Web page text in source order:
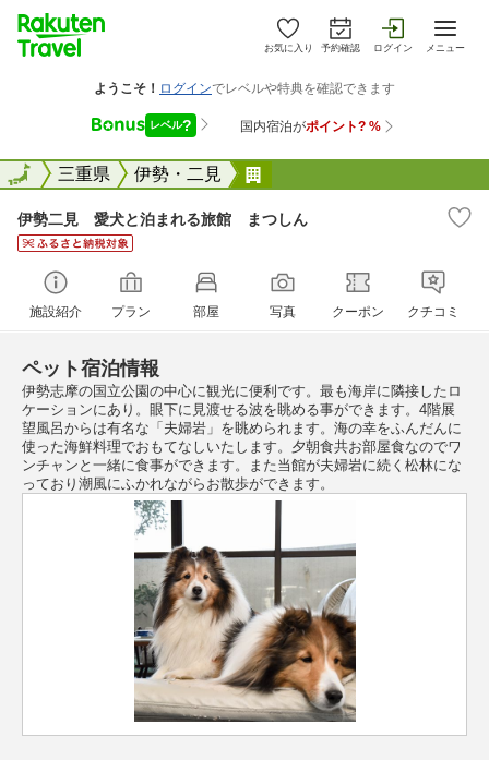
お気に入り 予約確認 ログイン メニュー
全国三重県 伊勢・二見
全国
伊勢二見 愛犬と泊まれる旅館 まつしん
施設紹介 プラン 部屋 写真 クーポン クチコミ
ペット宿泊情報
伊勢志摩の国立公園の中心に観光に便利です。最も海岸に隣接したロ
ケーションにあり。眼下に見渡せる波を眺める事ができます。4階展
望風呂からは有名な「夫婦岩」を眺められます。海の幸をふんだんに
使った海鮮料理でおもてなしいたします。夕朝食共お部屋食なのでワ
ンチャンと一緒に食事ができます。また当館が夫婦岩に続く松林にな
っており潮風にふかれながらお散歩ができます。